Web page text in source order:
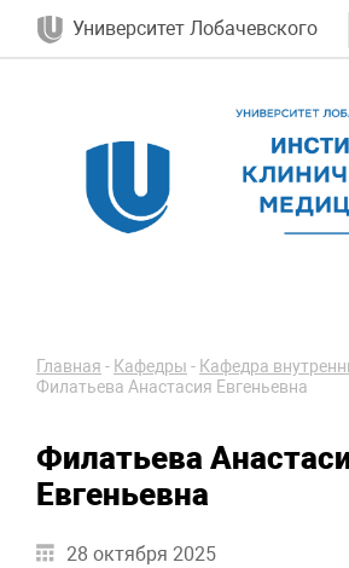
Университет Лобачевского
Главная - Кафедры - Кафедра
Филатьева Анастасия Евгеньевна
Филатьева
Евгеньевна
28 октября 2025